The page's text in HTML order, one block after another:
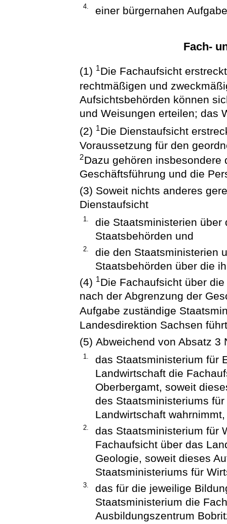
4. einer bürgernahen
Fach-
(1) 1Die Fachaufsicht
rechtmäßigen und
Aufsichtsbehörden können
und Weisungen erteilen; das
(2) 1Die Dienstaufsicht
Voraussetzung für den
2Dazu gehören insbesondere
Geschäftsführung und die
(3) Soweit nichts anderes
Dienstaufsicht
1.
die Staatsministerien über
Staatsbehörden und
2.
die den Staatsministerien
Staatsbehörden über die
(4) 1Die Fachaufsicht über
nach der Abgrenzung der
Aufgabe zuständige
Landesdirektion Sachsen
(5) Abweichend von Absatz 3
1.
das Staatsministerium für
Landwirtschaft die
Oberbergamt, soweit
des Staatsministeriums
Landwirtschaft wahrnimmt,
2.
das Staatsministerium für
Fachaufsicht über das
Geologie, soweit dieses
Staatsministeriums für
3.
das für die jeweilige
Staatsministerium die
Ausbildungszentrum